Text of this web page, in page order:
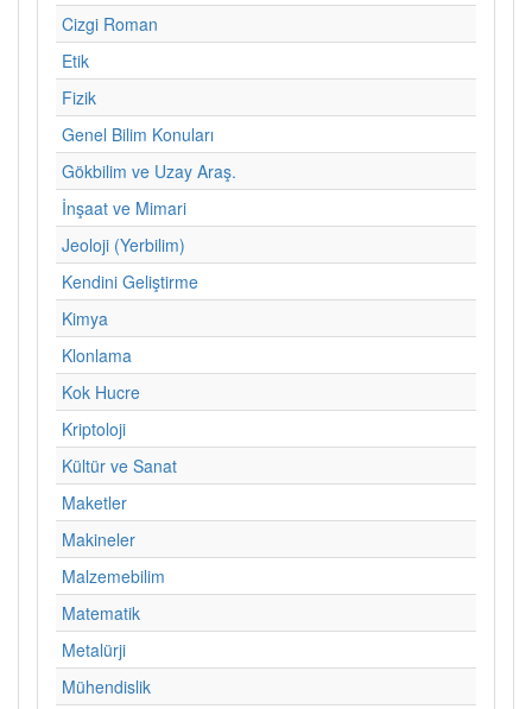
Cizgi Roman
Etik
Fizik
Genel Bilim Konuları
Gökbilim ve Uzay Araş.
İnşaat ve Mimari
Jeoloji (Yerbilim)
Kendini Geliştirme
Kimya
Klonlama
Kok Hucre
Kriptoloji
Kültür ve Sanat
Maketler
Makineler
Malzemebilim
Matematik
Metalürji
Mühendislik